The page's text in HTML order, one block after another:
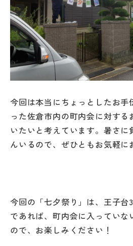
今回は本当にちょっとしたお手
った佐倉市内の町内会に対す
いたいと考えています。暑さに
んいるので、ぜひともお気軽に
今回の「七夕祭り」は、王子台
であれば、町内会に入っていな
ので、お楽しみください！